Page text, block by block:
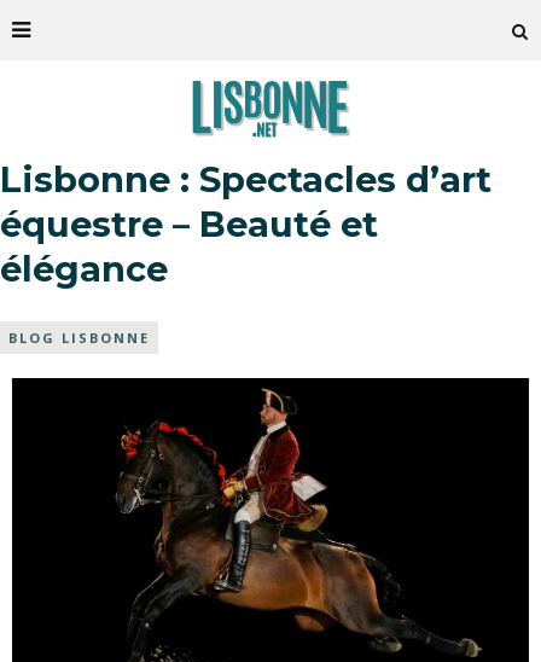
Lisbonne : Spectacles d’art
équestre – Beauté et
élégance
BLOG LISBONNE